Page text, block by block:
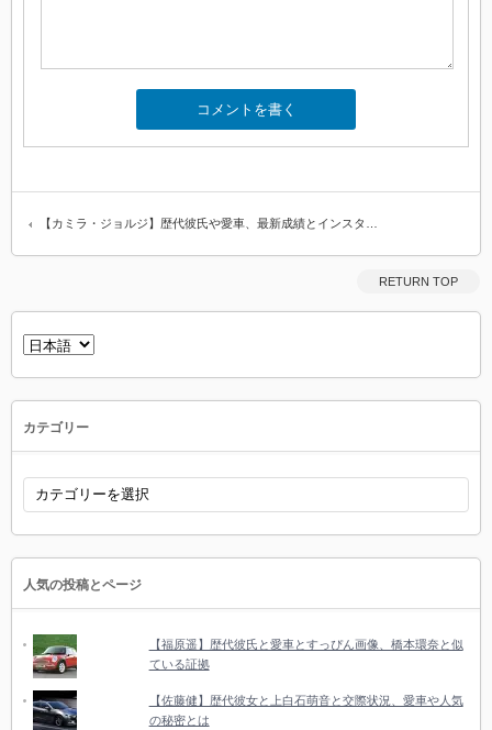
【カミラ・ジョルジ】歴代彼氏や愛車、最新成績とインスタ…
RETURN TOP
言
語
カテゴリー
カ
ゴ
リ
人気の投稿とページ
【福原遥】歴代彼氏と愛車とすっぴん画像、橋本環奈と似
ている証拠
【佐藤健】歴代彼女と上白石萌音と交際状況、愛車や人気
の秘密とは